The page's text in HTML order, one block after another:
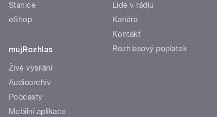
Stanice
eShop
mujRozhlas
Živé vysílání
Audioarchiv
Podcasty
Mobilní aplikace
Lidé v rádiu
Kariéra
Kontakt
Rozhlasový poplatek